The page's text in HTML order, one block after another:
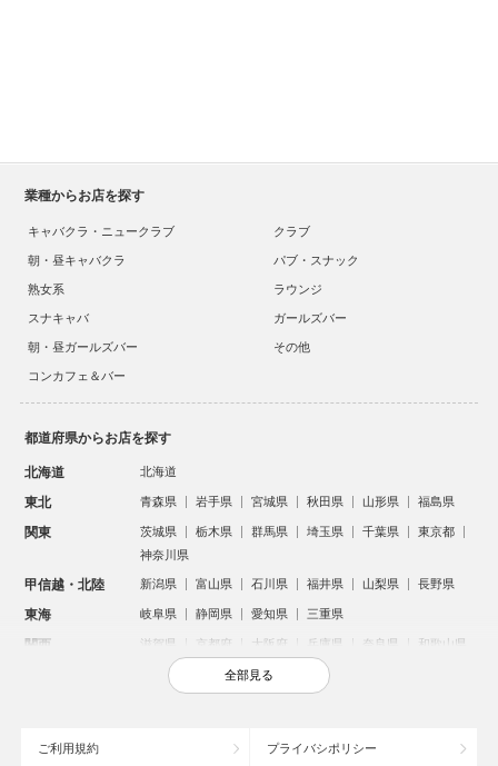
業種からお店を探す
キャバクラ・ニュークラブ
クラブ
朝・昼キャバクラ
パブ・スナック
熟女系
ラウンジ
スナキャバ
ガールズバー
朝・昼ガールズバー
その他
コンカフェ＆バー
都道府県からお店を探す
北海道 北海道
東北 青森県 岩手県 宮城県 秋田県 山形県 福島県
関東 茨城県 栃木県 群馬県 埼玉県 千葉県
東京都
神奈川県
甲信越・北陸 新潟県 富山県 石川県 福井県 山梨県 長野県
東海 岐阜県 静岡県 愛知県 三重県
関西 滋賀県 京都府 大阪府 兵庫県 奈良県 和歌山県
鳥取県 島根県 岡山県 広島県
沖縄県
全部見る
ご利用規約 プライバシポリシー